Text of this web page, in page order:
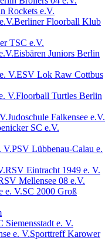
Rockets e.V.
Berliner Floorball Klub
TSC e.V.
Eisbären Juniors Berlin
ESV Lok Raw Cottbus
Floorball Turtles Berlin
Judoschule Falkensee e.V.
SC e.V.
PSV Lübbenau-Calau e.
RSV Eintracht 1949 e. V.
Mellensee 08 e.V.
SC 2000 Groß
Siemensstadt e. V.
Sporttreff Karower